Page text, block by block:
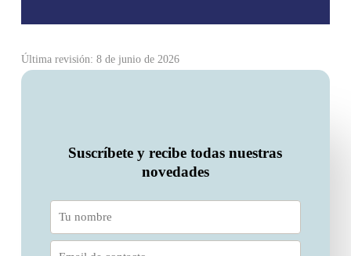
Última revisión: 8 de junio de 2026
Suscríbete y recibe todas nuestras
novedades